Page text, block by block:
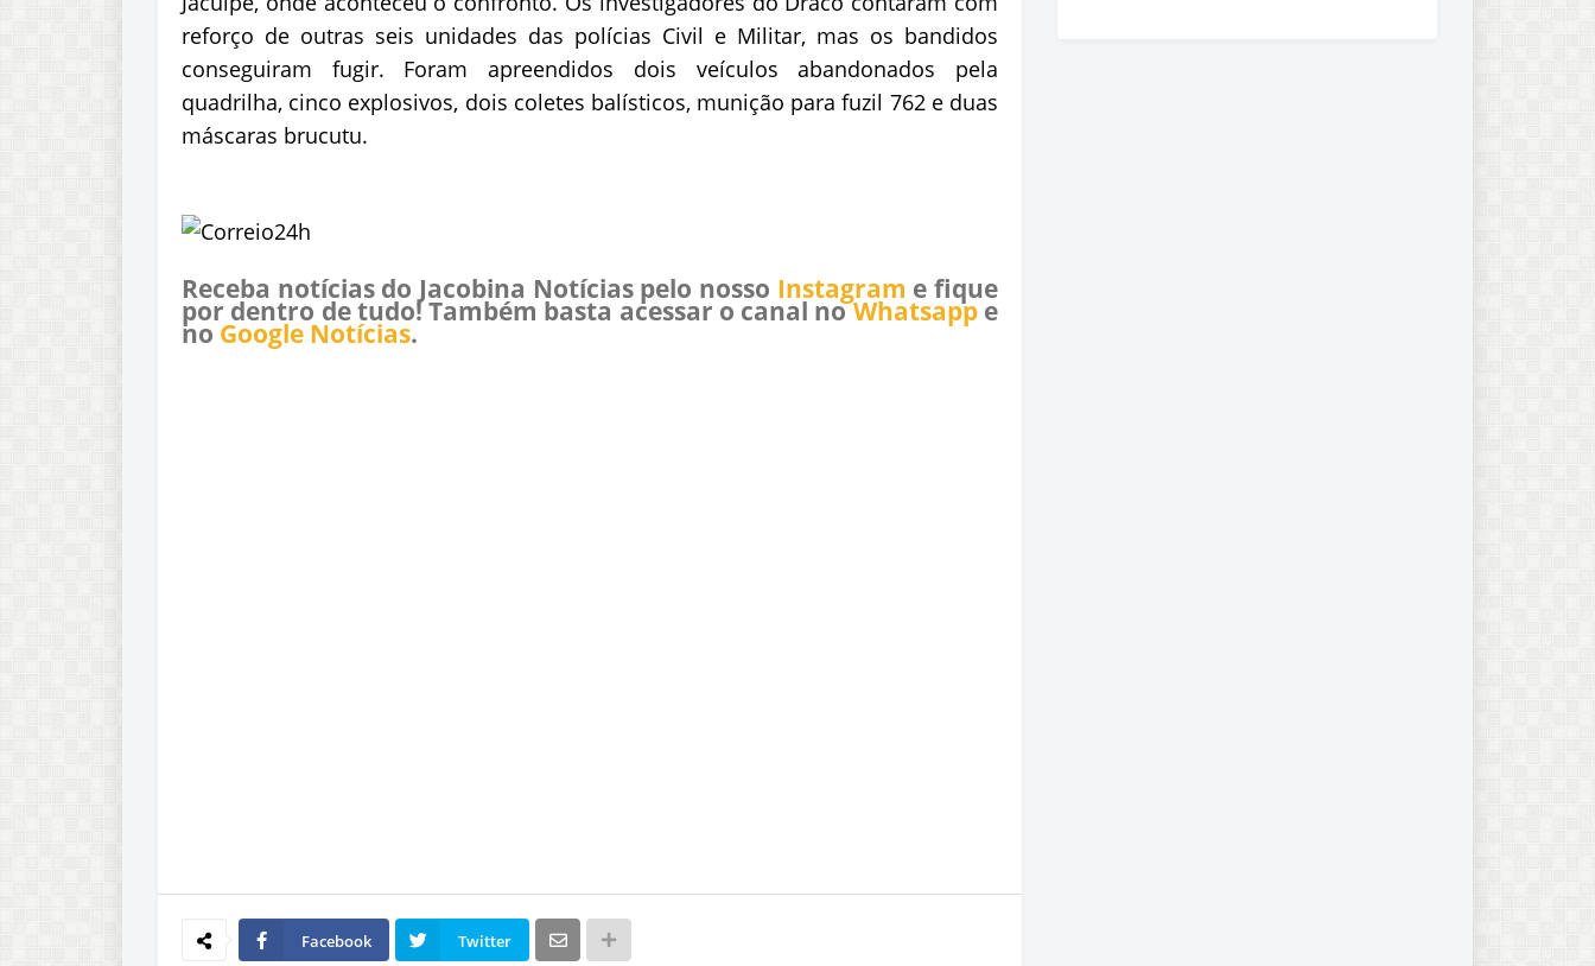
reforço de outras seis unidades das polícias Civil e Militar, mas os bandidos
conseguiram fugir. Foram apreendidos dois veículos abandonados pela
quadrilha, cinco explosivos, dois coletes balísticos, munição para fuzil 762 e duas
máscaras brucutu.
Receba notícias do Jacobina Notícias pelo nosso Instagram e fique
por dentro de tudo! Também basta acessar o canal noWhatsappe
no Google Notícias.
Facebook Twitter